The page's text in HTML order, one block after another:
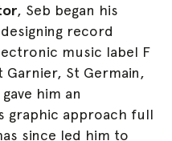
, Seb began his
record
music label F
St Germain,
him an
graphic approach full
since led him to